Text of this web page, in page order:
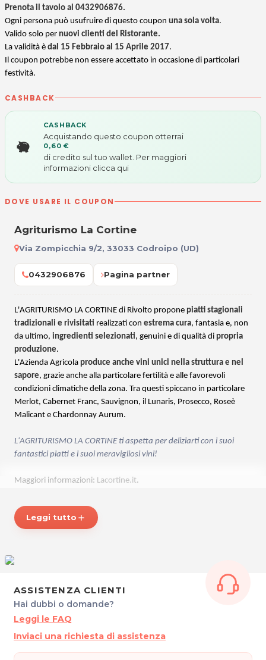
Prenota il tavolo al 0432906876.
Ogni persona può usufruire di questo coupon una sola volta.
Valido solo per nuovi clienti del Ristorante.
La validità è dal 15 Febbraio al 15 Aprile 2017.
Il coupon potrebbe non essere accettato in occasione di particolari
festività.
CASHBACK
CASHBACK
Acquistando questo coupon otterrai
0,60 €
di credito sul tuo wallet. Per maggiori
informazioni clicca qui
DOVE USARE IL COUPON
Agriturismo La Cortine
Via Zompicchia 9/2, 33033 Codroipo (UD)
0432906876 Pagina partner
L'AGRITURISMO LA CORTINE di Rivolto propone piatti stagionali
tradizionali e rivisitati realizzati con estrema cura, fantasia e, non
da ultimo, ingredienti selezionati, genuini e di qualità di propria
produzione.
L'Azienda Agricola produce anche vini unici nella struttura e nel
sapore, grazie anche alla particolare fertilità e alle favorevoli
condizioni climatiche della zona. Tra questi spiccano in particolare
Merlot, Cabernet Franc, Sauvignon, il Lunaris, Prosecco, Roseè
Malicant e Chardonnay Aurum.
L'AGRITURISMO LA CORTINE ti aspetta per deliziarti con i suoi
fantastici piatti e i suoi meravigliosi vini!
Maggiori informazioni: Lacortine.it.
*Prezzi di listino verificati in data 09/09/2016.
AGRITURISMO LA CORTINE
33033 Rivolto di Codroipo (UD)
Tel. 0432906876
P.IVA 02511690303
Leggi tutto add
ASSISTENZA CLIENTI
Hai dubbi o domande?
Leggi le FAQ
Inviaci una richiesta di assistenza